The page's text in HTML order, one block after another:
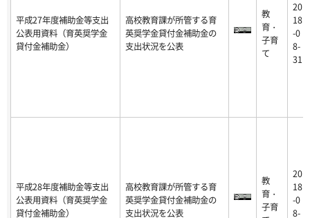
平成27年度補助金等支出
公表用資料（育英奨学金
貸付金補助金）
高校教育課が所管する育
英奨学金貸付金補助金の
支出状況を公表
教
育・
子育
て
20
18
-0
8-
31
平成28年度補助金等支出
公表用資料（育英奨学金
貸付金補助金）
高校教育課が所管する育
英奨学金貸付金補助金の
支出状況を公表
教
育・
子育
20
18
-0
8-